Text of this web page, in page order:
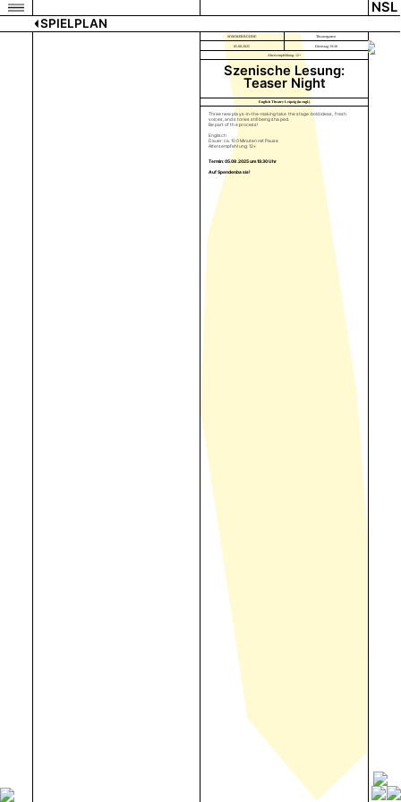
NSL
SPIELPLAN
SOMMERBÜHNE Theatergarten
05.08.2025 Dienstag 19:30
Altersempfehlung: 12+
Szenische Lesung:
Teaser Night
English Theatre Leipzig (in engl.)
Three new plays-in-the-making take the stage: bold ideas, fresh
voices, and stories still being shaped.
Be part of the process!
Englisch
Dauer: ca. 100 Minuten mit Pause
Altersempfehlung: 12+
Termin: 05.08.2025 um 19.30 Uhr
Auf Spendenbasis!